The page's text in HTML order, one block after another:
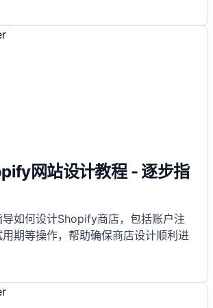
网站设计教程 - 逐步指
如何设计Shopify商店，包括账户注
期等操作，帮助确保商店设计顺利进